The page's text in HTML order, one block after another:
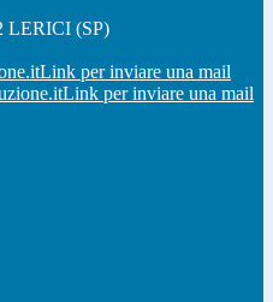
LERICI (SP)
Link per inviare una mail
Link per inviare una mail